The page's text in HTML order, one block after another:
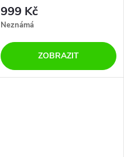
999 Kč
Neznámá
ZOBRAZIT